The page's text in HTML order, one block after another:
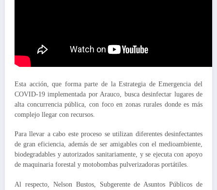
Esta acción, que forma parte de la Estrategia de Emergencia del
COVID-19 implementada por Arauco, busca desinfectar lugares de
alta concurrencia pública, con foco en zonas rurales donde es más
complejo llegar con recursos.
Para llevar a cabo este proceso se utilizan diferentes desinfectantes
de gran eficiencia, además de ser amigables con el medioambiente,
biodegradables y autorizados sanitariamente, y se ejecuta con apoyo
de maquinaria forestal y motobombas pulverizadoras portátiles.
Al respecto, Nelson Bustos, Subgerente de Asuntos Públicos de